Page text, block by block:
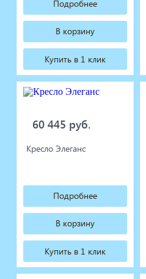
Подробнее
В корзину
Купить в 1 клик
60 445 руб.
Кресло Элеганс
Подробнее
В корзину
Купить в 1 клик